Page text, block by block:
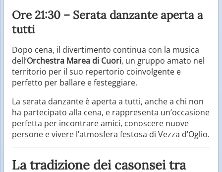
Ore 21:30 – Serata danzante aperta a
tutti
Dopo cena, il divertimento continua con la musica
dell’Orchestra Marea di Cuori, un gruppo amato nel
territorio per il suo repertorio coinvolgente e
perfetto per ballare e festeggiare.
La serata danzante è aperta a tutti, anche a chi non
ha partecipato alla cena, e rappresenta un’occasione
perfetta per incontrare amici, conoscere nuove
persone e vivere l’atmosfera festosa di Vezza d’Oglio.
La tradizione dei casonsei tra